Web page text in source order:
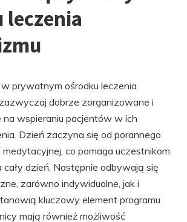
prywatnym ośrodku leczenia
dobrze zorganizowane i
wspieraniu pacjentów w ich
Dzień zaczyna się od porannego
medytacyjnej, co pomaga uczestnikom
cały dzień. Następnie odbywają się
zarówno indywidualne, jak i
kluczowy element programu
mają również możliwość